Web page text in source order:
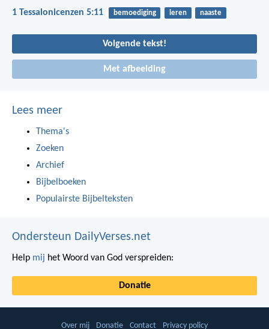
1 Tessalonicenzen 5:11 bemoediging leren naaste
Volgende tekst!
Met afbeelding
Lees meer
Thema's
Zoeken
Archief
Bijbelboeken
Populairste Bijbelteksten
Ondersteun DailyVerses.net
Help mij het Woord van God verspreiden:
Donatie
Over mij Donatie Contact Privacy policy